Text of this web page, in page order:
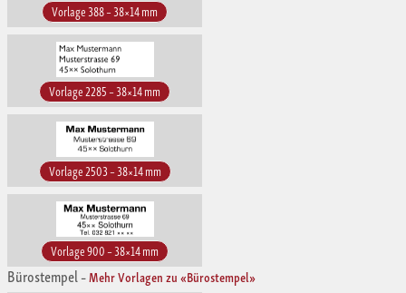
Vorlage 388 – 38×14 mm
Vorlage 2285 – 38×14 mm
Vorlage 2503 – 38×14 mm
Vorlage 900 – 38×14 mm
Bürostempel–Mehr Vorlagen zu «Bürostempel»